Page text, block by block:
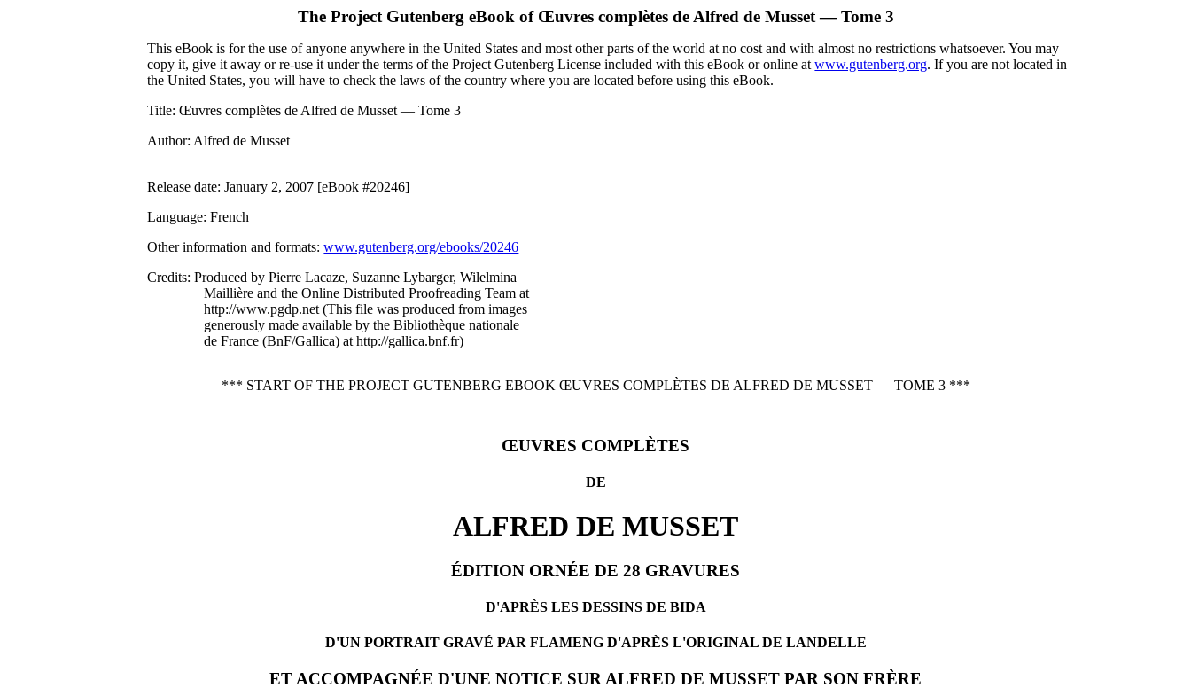
The Project Gutenberg eBook of Œuvres complètes de Alfred de Musset — Tome 3
This eBook is for the use of anyone anywhere in the United States and most other parts of the world at no cost and with almost no restrictions whatsoever. You may
copy it, give it away or re-use it under the terms of the Project Gutenberg License included with this eBook or online atwww.gutenberg.org. If you are not located in
the United States, you will have to check the laws of the country where you are located before using this eBook.
Title: Œuvres complètes de Alfred de Musset — Tome 3
Author: Alfred de Musset
Release date: January 2, 2007 [eBook #20246]
Language: French
Other information and formats:www.gutenberg.org/ebooks/20246
Credits: Produced by Pierre Lacaze, Suzanne Lybarger, Wilelmina
Maillière and the Online Distributed Proofreading Team at
http://www.pgdp.net (This file was produced from images
generously made available by the Bibliothèque nationale
de France (BnF/Gallica) at http://gallica.bnf.fr)
*** START OF THE PROJECT GUTENBERG EBOOK ŒUVRES COMPLÈTES DE ALFRED DE MUSSET — TOME 3 ***
ŒUVRES COMPLÈTES
DE
ALFRED DE MUSSET
ÉDITION ORNÉE DE 28 GRAVURES
D'APRÈS LES DESSINS DE BIDA
D'UN PORTRAIT GRAVÉ PAR FLAMENG D'APRÈS L'ORIGINAL DE LANDELLE
ET ACCOMPAGNÉE D'UNE NOTICE SUR ALFRED DE MUSSET PAR SON FRÈRE